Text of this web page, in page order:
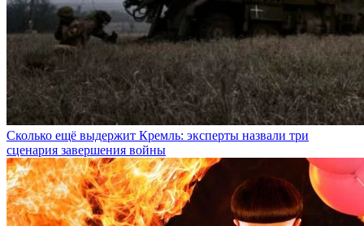
Сколько ещё выдержит Кремль: эксперты назвали три
сценария завершения войны